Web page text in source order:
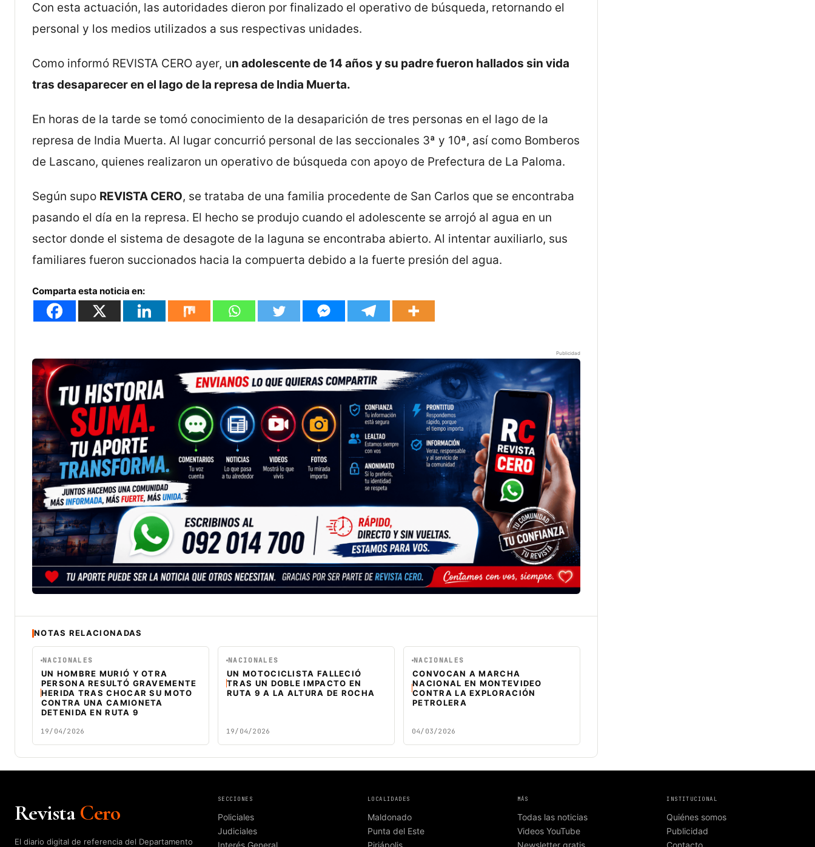
Con esta actuación, las autoridades dieron por finalizado el operativo de búsqueda, retornando el
personal y los medios utilizados a sus respectivas unidades.
Como informó REVISTA CERO ayer, un adolescente de 14 años y su padre fueron hallados sin vida
tras desaparecer en el lago de la represa de India Muerta.
En horas de la tarde se tomó conocimiento de la desaparición de tres personas en el lago de la
represa de India Muerta. Al lugar concurrió personal de las seccionales 3ª y 10ª, así como Bomberos
de Lascano, quienes realizaron un operativo de búsqueda con apoyo de Prefectura de La Paloma.
Según supo REVISTA CERO, se trataba de una familia procedente de San Carlos que se encontraba
pasando el día en la represa. El hecho se produjo cuando el adolescente se arrojó al agua en un
sector donde el sistema de desagote de la laguna se encontraba abierto. Al intentar auxiliarlo, sus
familiares fueron succionados hacia la compuerta debido a la fuerte presión del agua.
Comparta esta noticia en:
Publicidad
NOTAS RELACIONADAS
NACIONALES
UN HOMBRE MURIÓ Y OTRA
PERSONA RESULTÓ GRAVEMENTE
HERIDA TRAS CHOCAR SU MOTO
CONTRA UNA CAMIONETA
DETENIDA EN RUTA 9
19/04/2026
NACIONALES
UN MOTOCICLISTA FALLECIÓ
TRAS UN DOBLE IMPACTO EN
RUTA 9 A LA ALTURA DE ROCHA
19/04/2026
NACIONALES
CONVOCAN A MARCHA
NACIONAL EN MONTEVIDEO
CONTRA LA EXPLORACIÓN
PETROLERA
04/03/2026
RevistaCero
El diario digital de referencia del Departamento
SECCIONES
Policiales
Judiciales
LOCALIDADES
Maldonado
Punta del Este
MÁS
Todas las noticias
Videos YouTube
INSTITUCIONAL
Quiénes somos
Publicidad